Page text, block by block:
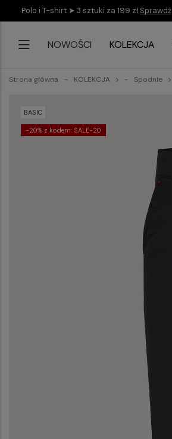
Polo i T-shirt ➤ 3 sztuki za 199 zł Sprawdź
NOWOŚCI KOLEKCJA
Strona główna KOLEKCJA Spodnie
BASIC
-20% z kodem: SALE-20